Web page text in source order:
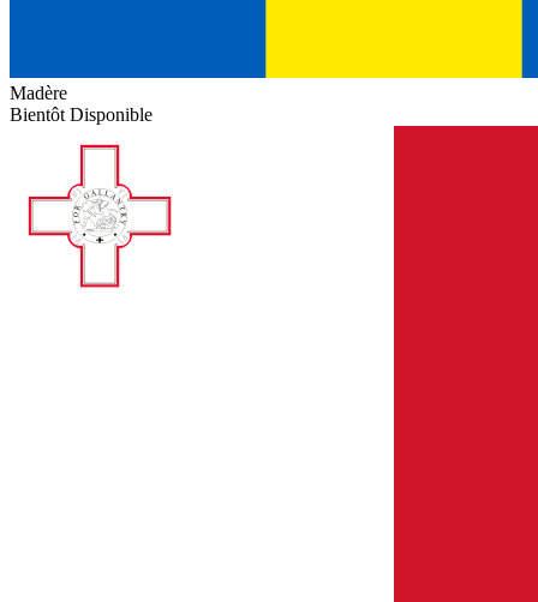
Madère
Bientôt Disponible